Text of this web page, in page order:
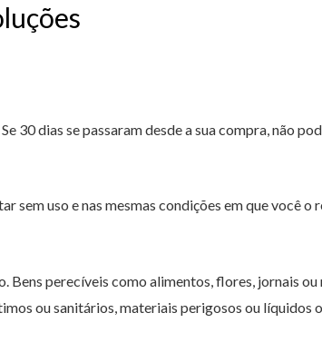
30 dias se passaram desde a sua compra, não
sem uso e nas mesmas condições em que você o
Bens perecíveis como alimentos, flores, jornais
ou sanitários, materiais perigosos ou líquidos